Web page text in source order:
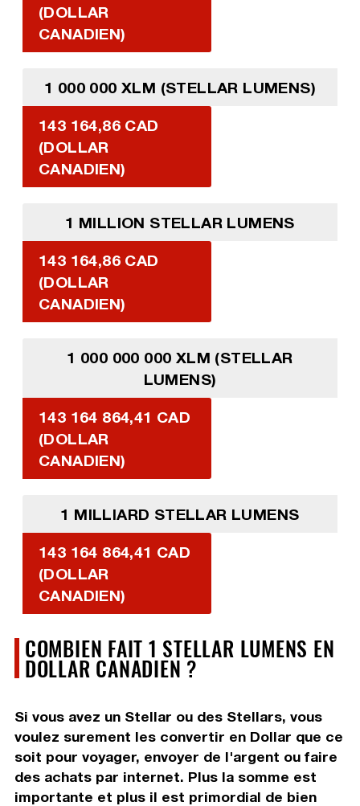
(DOLLAR
CANADIEN)
1 000 000 XLM (STELLAR LUMENS)
143 164,86 CAD
(DOLLAR
CANADIEN)
1 MILLION STELLAR LUMENS
143 164,86 CAD
(DOLLAR
CANADIEN)
1 000 000 000 XLM (STELLAR
LUMENS)
143 164 864,41 CAD
(DOLLAR
CANADIEN)
1 MILLIARD STELLAR LUMENS
143 164 864,41 CAD
(DOLLAR
CANADIEN)
COMBIEN FAIT 1 STELLAR LUMENS EN
DOLLAR CANADIEN ?
Si vous avez un Stellar ou des Stellars, vous
voulez surement les convertir en Dollar que ce
soit pour voyager, envoyer de l'argent ou faire
des achats par internet. Plus la somme est
importante et plus il est primordial de bien